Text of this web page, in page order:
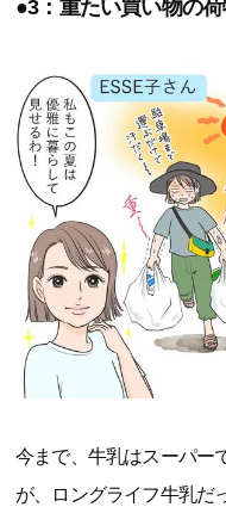
●3：重たい買い物の
今まで、牛乳はスーパー
が、ロングライフ牛乳だ